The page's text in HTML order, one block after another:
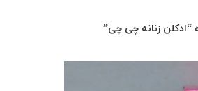
زنانه چی چی”